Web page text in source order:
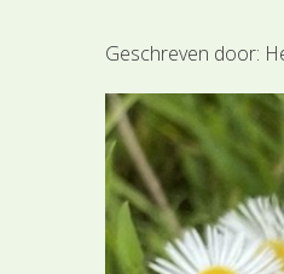
Geschreven door: